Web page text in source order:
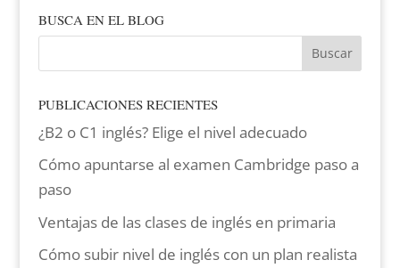
BUSCA EN EL BLOG
PUBLICACIONES RECIENTES
¿B2 o C1 inglés? Elige el nivel adecuado
Cómo apuntarse al examen Cambridge paso a
paso
Ventajas de las clases de inglés en primaria
Cómo subir nivel de inglés con un plan realista